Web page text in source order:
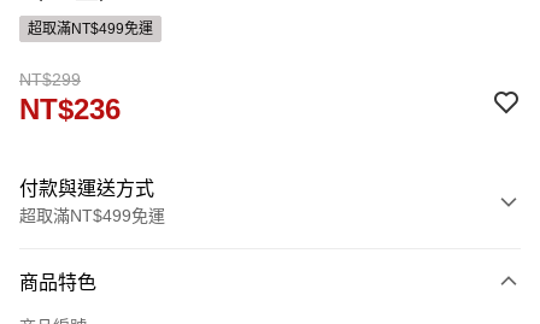
超取滿NT$499免運
NT$299
NT$236
付款與運送方式
超取滿NT$499免運
信用卡一次付款
商品特色